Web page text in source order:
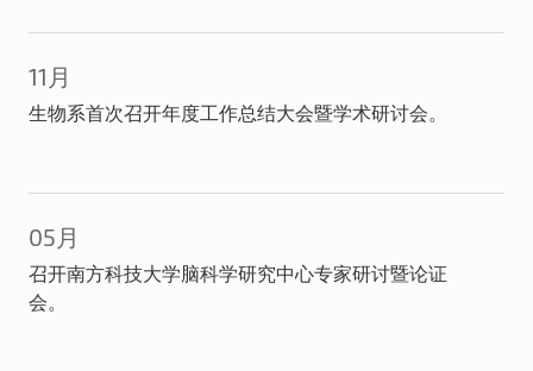
11月
生物系首次召开年度工作总结大会暨学术研讨会。
05月
召开南方科技大学脑科学研究中心专家研讨暨论证
会。